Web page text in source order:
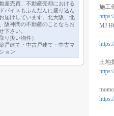
産売買、不動産売却における
バイスもふんだんに盛り込ん
届けしています。北大阪、北
阪神間の不動産のことならお
下さい。
取り扱い物件）
戸建て・中古戸建て・中古マ
ョン
施工
MJ
土地